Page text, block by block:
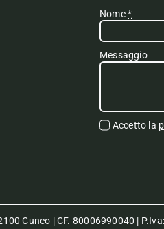
Nome*
Messaggio
Accetto la
Cuneo | CF. 80006990040 |